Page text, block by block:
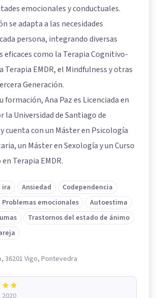
emocionales y conductuales.
se adapta a las necesidades
persona, integrando diversas
eficaces como la Terapia Cognitivo-
Terapia EMDR, el Mindfulness y otras
Generación.
formación, Ana Paz es Licenciada en
la Universidad de Santiago de
cuenta con un Máster en Psicología
un Máster en Sexología y un Curso
Terapia EMDR.
ira Ansiedad
Codependencia
Problemas emocionales
Autoestima
Trastornos del estado de ánimo
36201 Vigo, Pontevedra